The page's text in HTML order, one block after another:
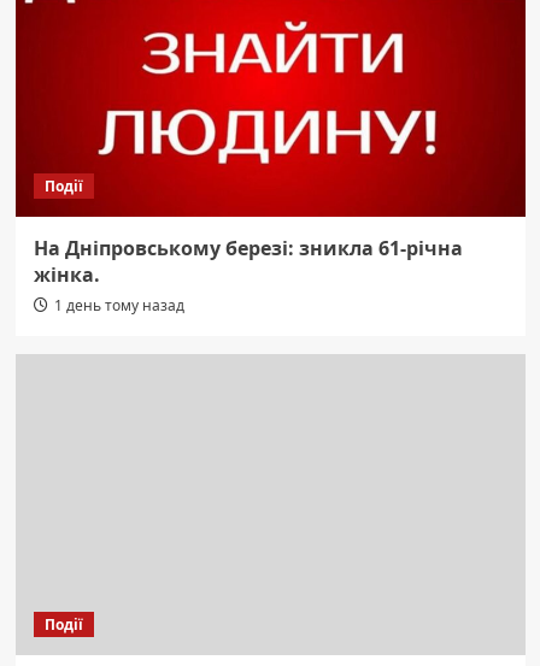
Події
На Дніпровському березі: зникла 61-річна
жінка.
1 день тому назад
Події